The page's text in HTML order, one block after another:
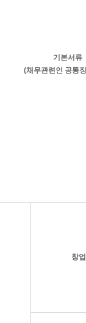
기본서류
(채무관련인 공통
창